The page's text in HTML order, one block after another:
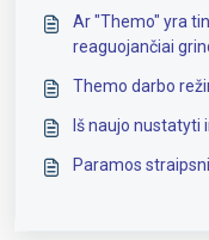
Ar "Themo" yra
reaguojančiai
Themo darbo
Iš naujo nustatyti
Paramos